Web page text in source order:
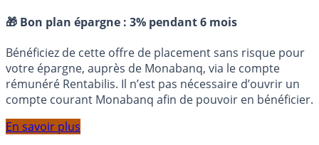
🎁 Bon plan épargne : 3% pendant 6 mois
Bénéficiez de cette offre de placement sans risque pour
votre épargne, auprès de Monabanq, via le compte
rémunéré Rentabilis. Il n’est pas nécessaire d’ouvrir un
compte courant Monabanq afin de pouvoir en bénéficier.
En savoir plus